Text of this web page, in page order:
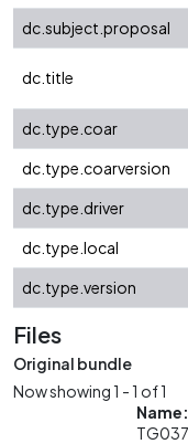
dc.subject.proposal
dc.title
dc.type.coar
dc.type.coarversion
dc.type.driver
dc.type.local
dc.type.version
Files
Original bundle
Now showing1 - 1 of 1
Name: